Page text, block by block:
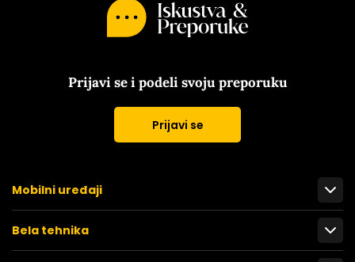
Prijavi se i podeli svoju preporuku
Prijavi se
Mobilni uređaji
Bela tehnika